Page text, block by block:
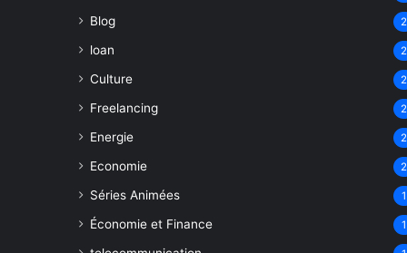
Blog 2
loan 2
Culture 2
Freelancing 2
Energie 2
Economie 2
Séries Animées 1
Économie et Finance 1